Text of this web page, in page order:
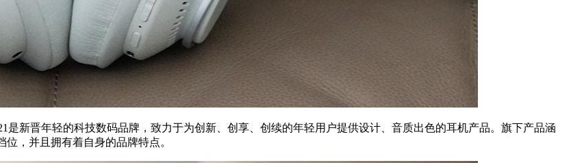
是新晋年轻的科技数码品牌，致力于为创新、创享、创续的年轻用户提供设计、音质出色的耳机产品。旗下产品涵
，并且拥有着自身的品牌特点。